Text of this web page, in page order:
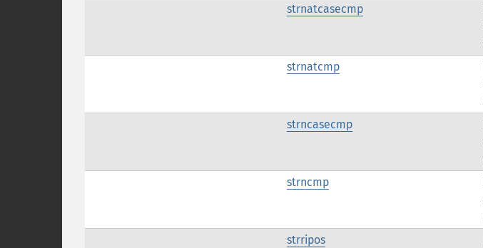
strnatcasecmp
strnatcmp
strncasecmp
strncmp
strripos